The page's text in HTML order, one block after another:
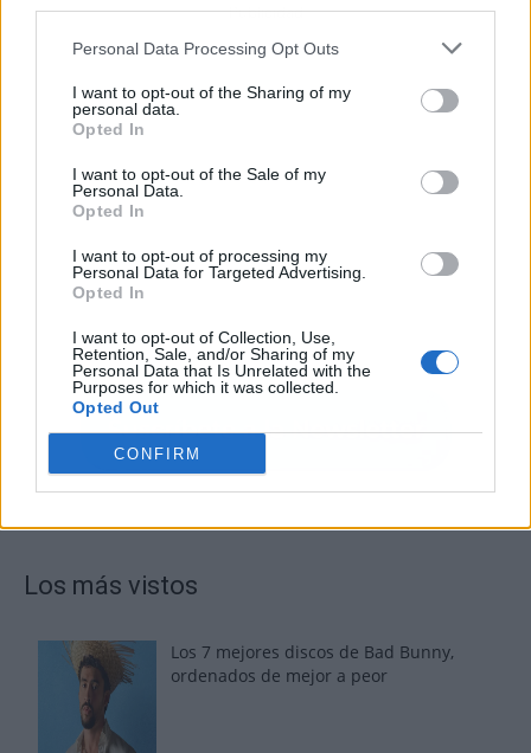
Personal Data Processing Opt Outs
I want to opt-out of the Sharing of my
personal data.
Opted In
I want to opt-out of the Sale of my
Personal Data.
Opted In
I want to opt-out of processing my
Personal Data for Targeted Advertising.
Opted In
I want to opt-out of Collection, Use,
Retention, Sale, and/or Sharing of my
Personal Data that Is Unrelated with the
Purposes for which it was collected.
Opted Out
CONFIRM
Publicidad
Los más vistos
Los 7 mejores discos de Bad Bunny,
ordenados de mejor a peor